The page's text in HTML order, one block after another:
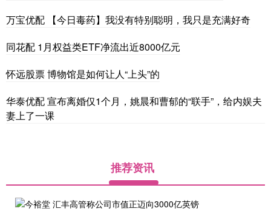
万宝优配 【今日毒药】我没有特别聪明，我只是充满好奇
同花配 1月权益类ETF净流出近8000亿元
怀远股票 博物馆是如何让人“上头”的
华泰优配 宣布离婚仅1个月，姚晨和曹郁的“联手”，给内娱夫
妻上了一课
推荐资讯